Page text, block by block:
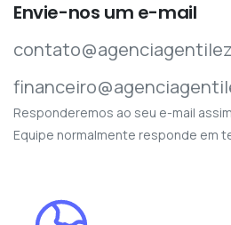
Envie-nos um e-mail
Responderemos ao seu e-mail
Equipe normalmente responde em